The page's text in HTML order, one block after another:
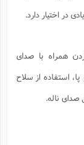
همراه با صدای
استفاده از سلاح
ناله.